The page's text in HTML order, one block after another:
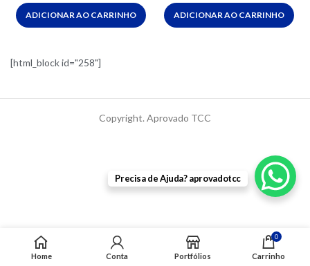
ADICIONAR AO CARRINHO ADICIONAR AO CARRINHO
[html_block id="258"]
Copyright. Aprovado TCC
Precisa de Ajuda? aprovadotcc
Home Conta Portfólios
0
Carrinho